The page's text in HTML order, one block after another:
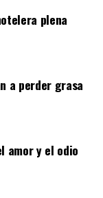
plena
a perder grasa
amor y el odio